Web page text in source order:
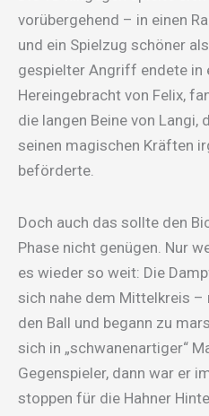
vorübergehend – in einen
und ein Spielzug schöner
gespielter Angriff endete in
Hereingebracht von Felix,
die langen Beine von Langi,
seinen magischen Kräften
beförderte.
Doch auch das sollte den
Phase nicht genügen. Nur
es wieder so weit: Die
sich nahe dem Mittelkreis –
den Ball und begann zu
sich in „schwanenartiger“
Gegenspieler, dann war er
stoppen für die Hahner